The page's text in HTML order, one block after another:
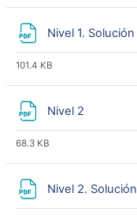
Nivel 1. Solución
101.4 KB
Nivel 2
68.3 KB
Nivel 2. Solución